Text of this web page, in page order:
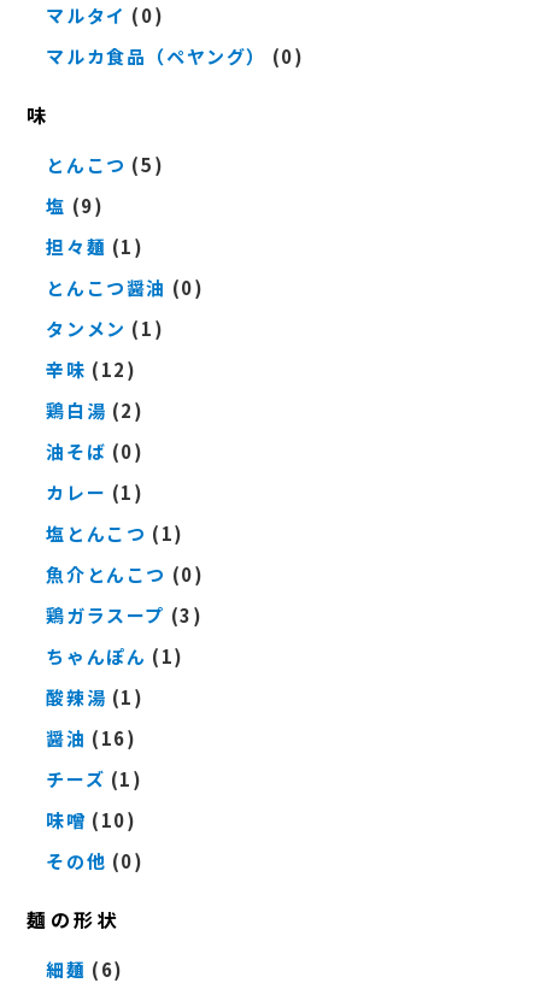
マルタイ (0)
マルカ食品（ペヤング）
(0)
味
とんこつ (5)
塩 (9)
担々麺 (1)
とんこつ醤油 (0)
タンメン (1)
辛味 (12)
鶏白湯 (2)
油そば (0)
カレー (1)
塩とんこつ (1)
魚介とんこつ (0)
鶏ガラスープ (3)
ちゃんぽん (1)
酸辣湯 (1)
醤油 (16)
チーズ (1)
味噌 (10)
その他 (0)
麺の形状
細麺 (6)